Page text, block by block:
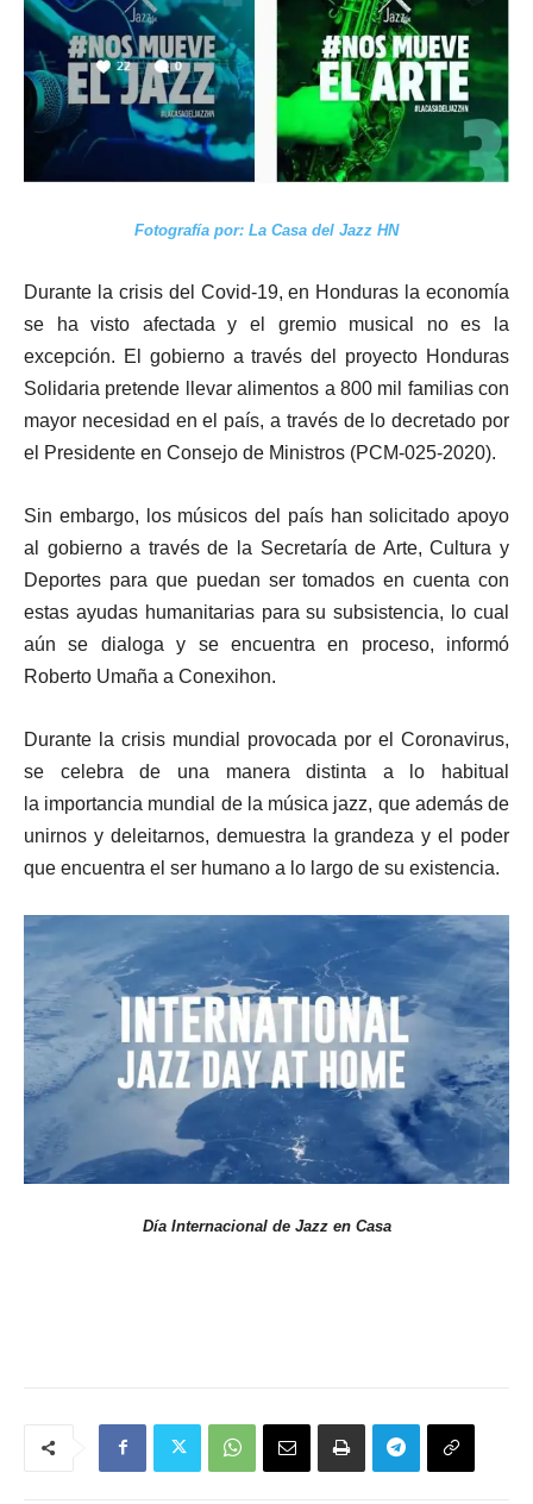
Fotografía por: La Casa del Jazz HN
Durante la crisis del Covid-19, en Honduras la economía
se ha visto afectada y el gremio musical no es la
excepción. El gobierno a través del proyecto Honduras
Solidaria pretende llevar alimentos a 800 mil familias con
mayor necesidad en el país, a través de lo decretado por
el Presidente en Consejo de Ministros (PCM-025-2020).
Sin embargo, los músicos del país han solicitado apoyo
al gobierno a través de la Secretaría de Arte, Cultura y
Deportes para que puedan ser tomados en cuenta con
estas ayudas humanitarias para su subsistencia, lo cual
aún se dialoga y se encuentra en proceso, informó
Roberto Umaña a Conexihon.
Durante la crisis mundial provocada por el Coronavirus,
se celebra de una manera distinta a lo habitual
la importancia mundial de la música jazz, que además de
unirnos y deleitarnos, demuestra la grandeza y el poder
que encuentra el ser humano a lo largo de su existencia.
Día Internacional de Jazz en Casa